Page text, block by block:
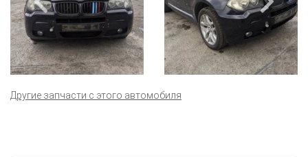
Другие запчасти с этого автомобиля